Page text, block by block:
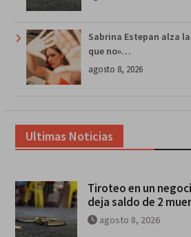
Sabrina Estepan alza
que no»…
agosto 8, 2026
Ultimas Noticias
Tiroteo en un
deja saldo de 2
agosto 8, 2026